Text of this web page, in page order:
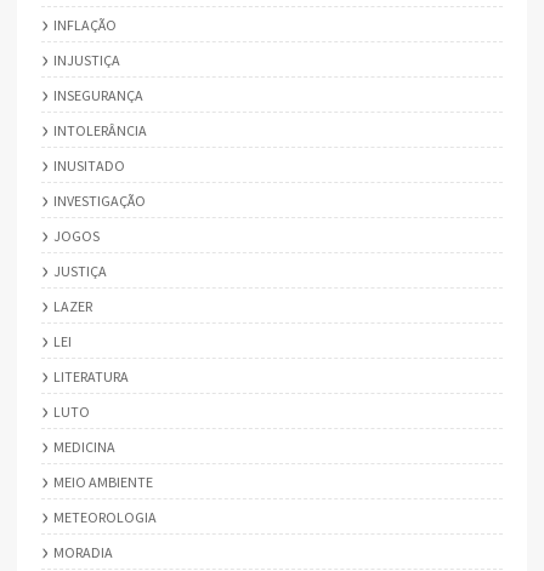
INFLAÇÃO
INJUSTIÇA
INSEGURANÇA
INTOLERÂNCIA
INUSITADO
INVESTIGAÇÃO
JOGOS
JUSTIÇA
LAZER
LEI
LITERATURA
LUTO
MEDICINA
MEIO AMBIENTE
METEOROLOGIA
MORADIA